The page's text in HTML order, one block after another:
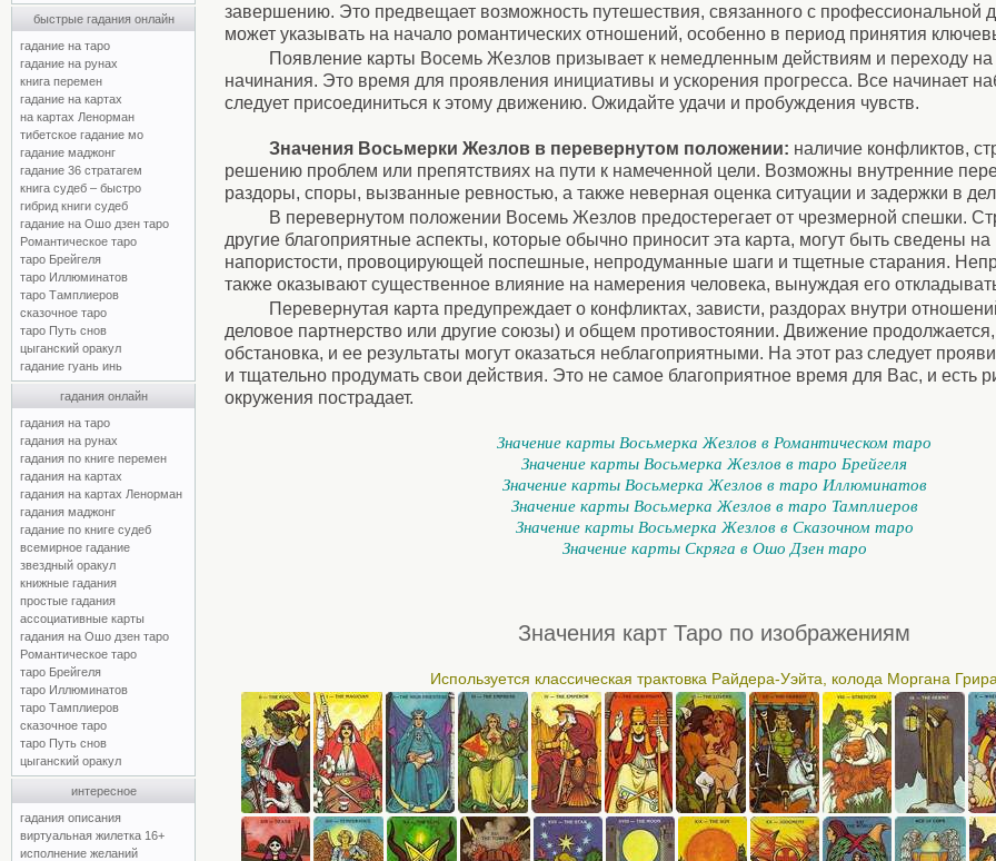
быстрые гадания онлайн
гадание на таро
гадание на рунах
книга перемен
гадание на картах
на картах Ленорман
тибетское гадание мо
гадание маджонг
гадание 36 стратагем
книга судеб – быстро
гибрид книги судеб
гадание на Ошо дзен таро
Романтическое таро
таро Брейгеля
таро Иллюминатов
таро Тамплиеров
сказочное таро
таро Путь снов
цыганский оракул
гадание гуань инь
гадания онлайн
гадания на таро
гадания на рунах
гадания по книге перемен
гадания на картах
гадания на картах Ленорман
гадания маджонг
гадание по книге судеб
всемирное гадание
звездный оракул
книжные гадания
простые гадания
ассоциативные карты
гадания на Ошо дзен таро
Романтическое таро
таро Брейгеля
таро Иллюминатов
таро Тамплиеров
сказочное таро
таро Путь снов
цыганский оракул
интересное
гадания описания
виртуальная жилетка 16+
исполнение желаний
завершению. Это предвещает возможность путешествия, связанного с профессиональной
может указывать на начало романтических отношений, особенно в период принятия
Появление карты Восемь Жезлов призывает к немедленным действиям и переходу
начинания. Это время для проявления инициативы и ускорения прогресса. Все начинает
следует присоединиться к этому движению. Ожидайте удачи и пробуждения чувств.
Значения Восьмерки Жезлов в перевернутом положении: наличие конфликтов,
решению проблем или препятствиях на пути к намеченной цели. Возможны внутренние
раздоры, споры, вызванные ревностью, а также неверная оценка ситуации и задержки в
В перевернутом положении Восемь Жезлов предостерегает от чрезмерной спешки.
другие благоприятные аспекты, которые обычно приносит эта карта, могут быть сведены
напористости, провоцирующей поспешные, непродуманные шаги и тщетные старания.
также оказывают существенное влияние на намерения человека, вынуждая его
Перевернутая карта предупреждает о конфликтах, зависти, раздорах внутри
деловое партнерство или другие союзы) и общем противостоянии. Движение
обстановка, и ее результаты могут оказаться неблагоприятными. На этот раз следует
и тщательно продумать свои действия. Это не самое благоприятное время для Вас, и есть
окружения пострадает.
Значение карты Восьмерка Жезлов в Романтическом таро
Значение карты Восьмерка Жезлов в таро Брейгеля
Значение карты Восьмерка Жезлов в таро Иллюминатов
Значение карты Восьмерка Жезлов в таро Тамплиеров
Значение карты Восьмерка Жезлов в Сказочном таро
Значение карты Скряга в Ошо Дзен таро
Значения карт Таро по изображениям
Используется классическая трактовка Райдера-Уэйта, колода Моргана